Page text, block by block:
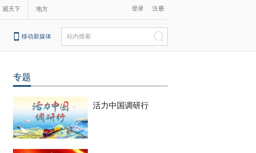
观天下 地方 登录 注册
移动新媒体 站内搜索
专题
活力中国调研行